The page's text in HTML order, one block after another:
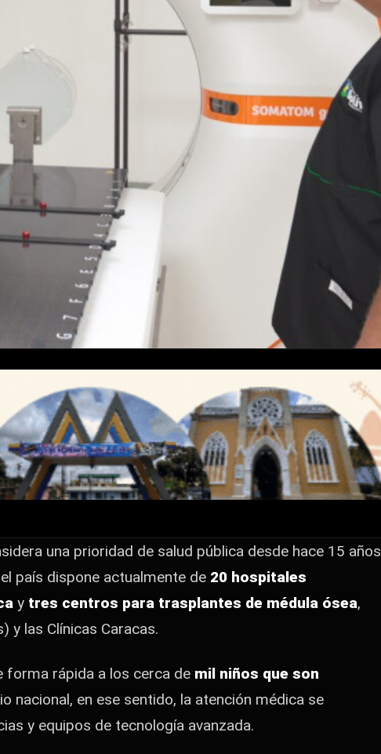
hospitales
el cáncer
desde hace 15 años y, para
una prioridad de salud pública desde hace 15 años
el país dispone actualmente de 20 hospitales
y tres centros para trasplantes de médula ósea,
y las Clínicas Caracas.
rápida a los cerca de mil niños que son
nacional, en ese sentido, la atención médica se
y equipos de tecnología avanzada.